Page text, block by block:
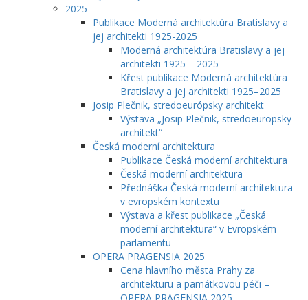
2025
Publikace Moderná architektúra Bratislavy a
jej architekti 1925-2025
Moderná architektúra Bratislavy a jej
architekti 1925 – 2025
Křest publikace Moderná architektúra
Bratislavy a jej architekti 1925–2025
Josip Plečnik, stredoeurópsky architekt
Výstava „Josip Plečnik, stredoeuropsky
architekt“
Česká moderní architektura
Publikace Česká moderní architektura
Česká moderní architektura
Přednáška Česká moderní architektura
v evropském kontextu
Výstava a křest publikace „Česká
moderní architektura“ v Evropském
parlamentu
OPERA PRAGENSIA 2025
Cena hlavního města Prahy za
architekturu a památkovou péči –